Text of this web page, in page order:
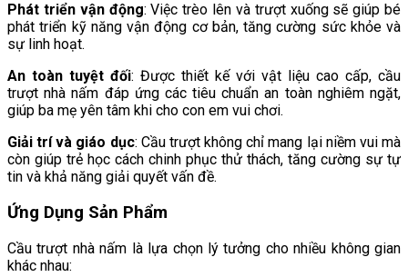
Phát triển vận động: Việc trèo lên và trượt xuống sẽ giúp bé
phát triển kỹ năng vận động cơ bản, tăng cường sức khỏe và
sự linh hoạt.
An toàn tuyệt đối: Được thiết kế với vật liệu cao cấp, cầu
trượt nhà nấm đáp ứng các tiêu chuẩn an toàn nghiêm ngặt,
giúp ba mẹ yên tâm khi cho con em vui chơi.
Giải trí và giáo dục: Cầu trượt không chỉ mang lại niềm vui mà
còn giúp trẻ học cách chinh phục thử thách, tăng cường sự tự
tin và khả năng giải quyết vấn đề.
Ứng Dụng Sản Phẩm
Cầu trượt nhà nấm là lựa chọn lý tưởng cho nhiều không gian
khác nhau: